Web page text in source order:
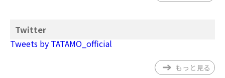
Twitter
Tweets by TATAMO_official
もっと見る